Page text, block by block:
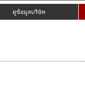
ดูข้อมูลบริษัท